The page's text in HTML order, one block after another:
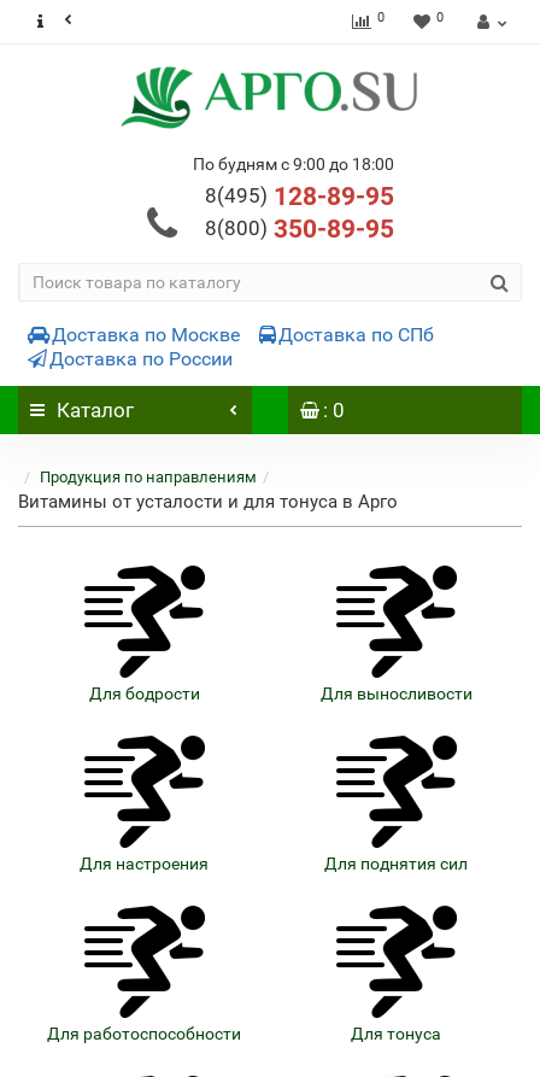
0 0
По будням с 9:00 до 18:00
8(495) 128-89-95
8(800) 350-89-95
Доставка по Москве
Доставка по СПб
Доставка по России
Каталог : 0
Продукция по направлениям
Витамины от усталости и для тонуса в Арго
Для бодрости Для выносливости
Для настроения Для поднятия сил
Для работоспособности Для тонуса